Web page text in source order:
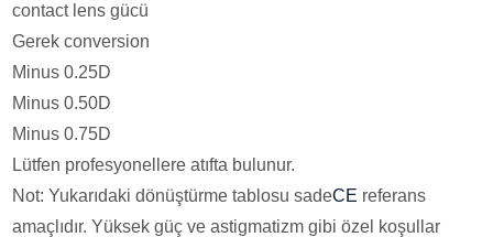
contact lens gücü
Gerek conversion
Minus 0.25D
Minus 0.50D
Minus 0.75D
Lütfen profesyonellere atıfta bulunur.
Not: Yukarıdaki dönüştürme tablosu sadeCE referans
amaçlıdır. Yüksek güç ve astigmatizm gibi özel koşullar